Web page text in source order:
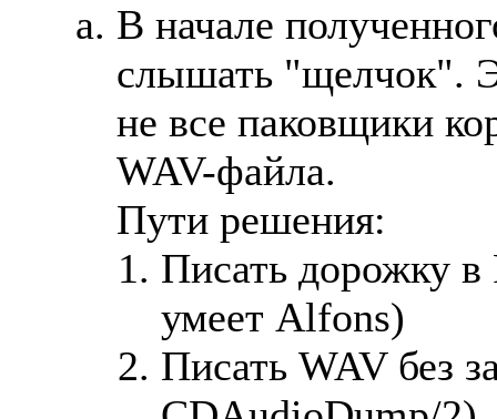
В начале
слышать "щелчок".
не все паковщики
WAV-файла.
Пути pешения:
Писать доpожку в
умеeт Alfons)
Писать WAV без